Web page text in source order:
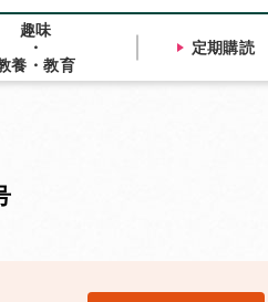
趣味
・
養・教育
定期購読